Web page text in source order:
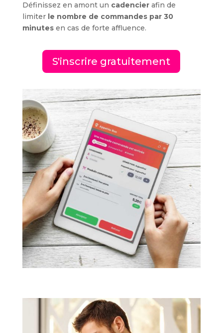
Définissez en amont un cadencierafin de
limiter le nombre de commandes par 30
minutes en cas de forte affluence.
S'inscrire gratuitement